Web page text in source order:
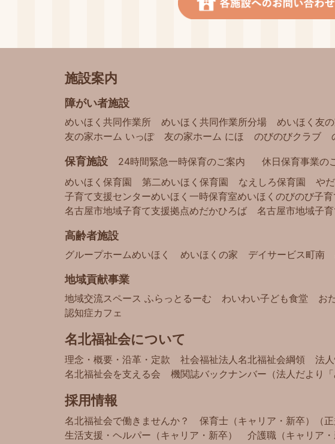
施設案内
障がい者施設
めいほく共同作業所 めいほく共同作業所分場 めいほく友
友の家ホーム いっぽ
友の家ホーム にほ のびのびクラブ
保育施設 24時間緊急一時保育のご案内 休日保育事業の
めいほく保育園
第二めいほく保育園 なえしろ保育園 や
子育て支援センターめいほく 一時保育室めいほく のびのび子
名古屋市地域子育て支援拠点めだかひろば 名古屋市地域子
高齢者施設
グループホームめいほく めいほくの家 デイサービス町南
地域貢献事業
地域交流スペース ふらっとるーむ わいわい子ども食堂 お
認知症カフェ
名北福祉会について
理念・概要・沿革・定款 社会福祉法人名北福祉会綱領 法
名北福祉会を支える会
機関誌バックナンバー（法人だより「
採用情報
名北福祉会で働きませんか？ 保育士（キャリア・新卒）（正
生活支援・ヘルパー（キャリア・新卒）
介護職（キャリア